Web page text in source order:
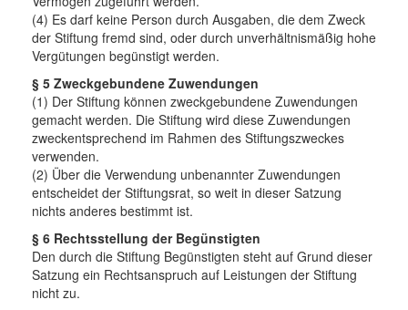
(4) Es darf keine Person durch Ausgaben, die dem Zweck
der Stiftung fremd sind, oder durch unverhältnismäßig hohe
Vergütungen begünstigt werden.
§ 5 Zweckgebundene Zuwendungen
(1) Der Stiftung können zweckgebundene Zuwendungen
gemacht werden. Die Stiftung wird diese Zuwendungen
zweckentsprechend im Rahmen des Stiftungszweckes
verwenden.
(2) Über die Verwendung unbenannter Zuwendungen
entscheidet der Stiftungsrat, so weit in dieser Satzung
nichts anderes bestimmt ist.
§ 6 Rechtsstellung der Begünstigten
Den durch die Stiftung Begünstigten steht auf Grund dieser
Satzung ein Rechtsanspruch auf Leistungen der Stiftung
nicht zu.